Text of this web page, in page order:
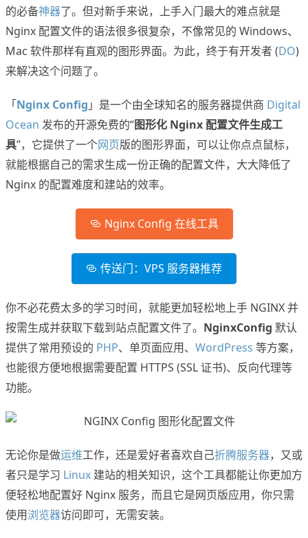
的必备神器了。但对新手来说，上手入门最大的难点就是
Nginx 配置文件的语法很多很复杂，不像常见的 Windows、
Mac 软件那样有直观的图形界面。为此，终于有开发者 (DO)
来解决这个问题了。
「Nginx Config 」是一个由全球知名的服务器提供商 Digital
Ocean 发布的开源免费的“图形化 Nginx 配置文件生成工
具”，它提供了一个网页版的图形界面，可以让你点点鼠标，
就能根据自己的需求生成一份正确的配置文件，大大降低了
Nginx 的配置难度和建站的效率。
Nginx Config 在线工具
传送门：VPS 服务器推荐
你不必花费太多的学习时间，就能更加轻松地上手 NGINX 并
按需生成并获取下载到站点配置文件了。 NginxConfig 默认
提供了常用预设的 PHP、单页面应用、 WordPress 等方案，
也能很方便地根据需要配置 HTTPS (SSL 证书)、反向代理等
功能。
无论你是做运维工作，还是爱好者喜欢自己折腾服务器，又或
者只是学习 Linux 建站的相关知识，这个工具都能让你更加方
便轻松地配置好 Nginx 服务，而且它是网页版应用，你只需
使用浏览器访问即可，无需安装。